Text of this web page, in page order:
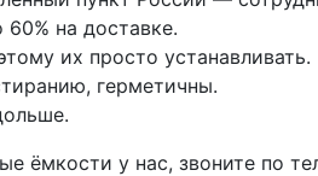
на доставке.
их просто устанавливать.
герметичны.
ёмкости у нас, звоните по